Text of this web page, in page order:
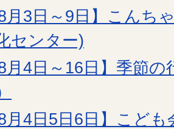
8月3日～9日】こんち
センター)
8月4日～16日】季節
8月4日5日6日】こど